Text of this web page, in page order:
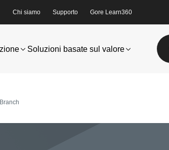
Chi siamo Supporto Gore Learn360
Soluzioni basate sul valore